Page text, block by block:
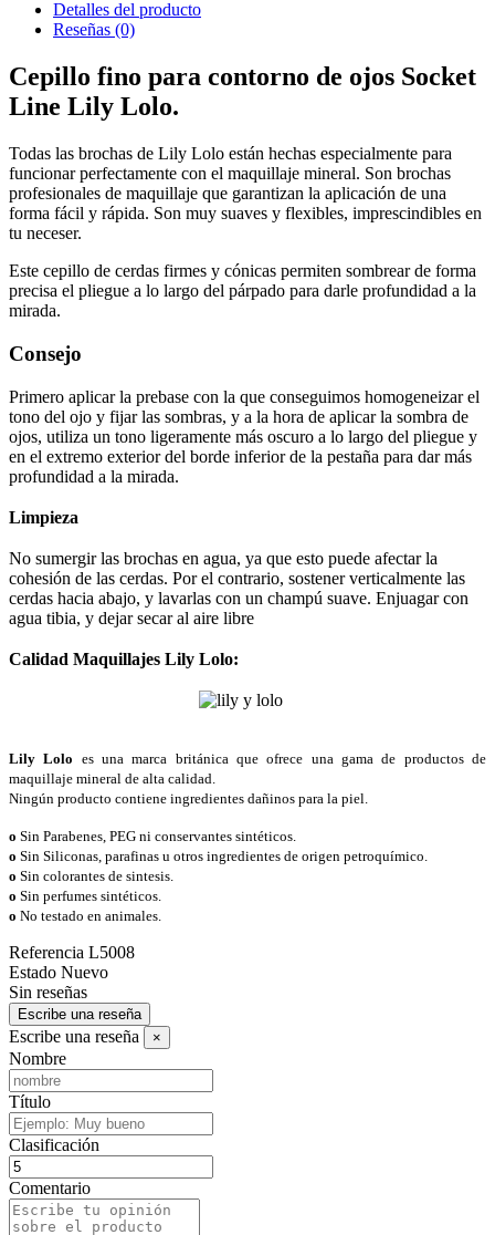
Detalles del producto
Reseñas (0)
Cepillo fino para contorno de ojos Socket
Line Lily Lolo.
Todas las brochas de Lily Lolo están hechas especialmente para
funcionar perfectamente con el maquillaje mineral. Son brochas
profesionales de maquillaje que garantizan la aplicación de una
forma fácil y rápida. Son muy suaves y flexibles, imprescindibles en
tu neceser.
Este cepillo de cerdas firmes y cónicas permiten sombrear de forma
precisa el pliegue a lo largo del párpado para darle profundidad a la
mirada.
Consejo
Primero aplicar la prebase con la que conseguimos homogeneizar el
tono del ojo y fijar las sombras, y a la hora de aplicar la sombra de
ojos, utiliza un tono ligeramente más oscuro a lo largo del pliegue y
en el extremo exterior del borde inferior de la pestaña para dar más
profundidad a la mirada.
Limpieza
No sumergir las brochas en agua, ya que esto puede afectar la
cohesión de las cerdas. Por el contrario, sostener verticalmente las
cerdas hacia abajo, y lavarlas con un champú suave. Enjuagar con
agua tibia, y dejar secar al aire libre
Calidad Maquillajes Lily Lolo:
Lily Lolo es una marca británica que ofrece una gama de productos de
maquillaje mineral de alta calidad.
Ningún producto contiene ingredientes dañinos para la piel.
o Sin Parabenes, PEG ni conservantes sintéticos.
o Sin Siliconas, parafinas u otros ingredientes de origen petroquímico.
o Sin colorantes de sintesis.
o Sin perfumes sintéticos.
o No testado en animales.
Referencia L5008
Estado Nuevo
Sin reseñas
Escribe una reseña
Escribe una reseña ×
Nombre
Título
Clasificación
Comentario